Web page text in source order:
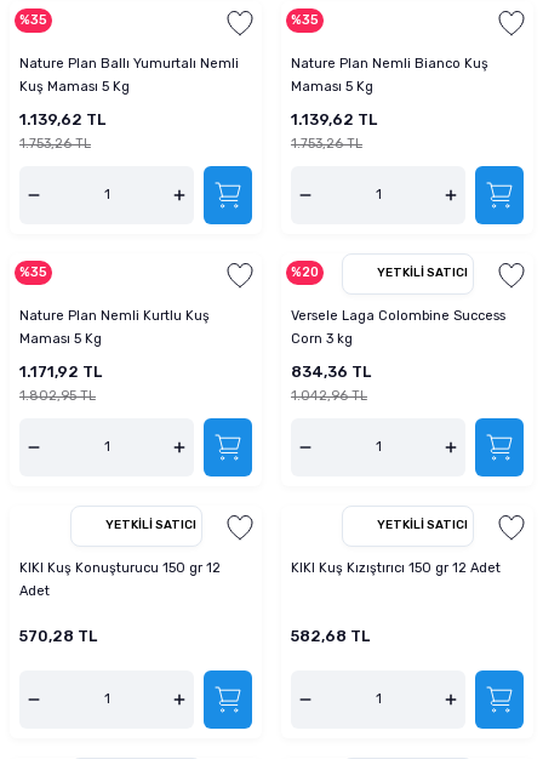
%35
Nature Plan Ballı Yumurtalı Nemli
Kuş Maması 5 Kg
1.139,62 TL
1.753,26 TL
%35
Nature Plan Nemli Bianco Kuş
Maması 5 Kg
1.139,62 TL
1.753,26 TL
%35
Nature Plan Nemli Kurtlu Kuş
Maması 5 Kg
1.171,92 TL
1.802,95 TL
%20 YETKILI SATICI
Versele Laga Colombine Success
Corn 3 kg
834,36 TL
1.042,96 TL
YETKILI SATICI
KIKI Kuş Konuşturucu 150 gr 12
Adet
570,28 TL
YETKILI SATICI
KIKI Kuş Kızıştırıcı 150 gr 12 Adet
582,68 TL